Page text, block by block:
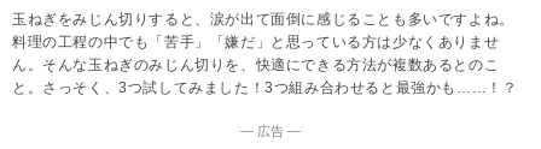
玉ねぎをみじん切りすると、涙が出て面倒に感じることも多いですよね。
料理の工程の中でも「苦手」「嫌だ」と思っている方は少なくありませ
ん。そんな玉ねぎのみじん切りを、快適にできる方法が複数あるとのこ
と。さっそく、3つ試してみました！3つ組み合わせると最強かも……！？
― 広告 ―